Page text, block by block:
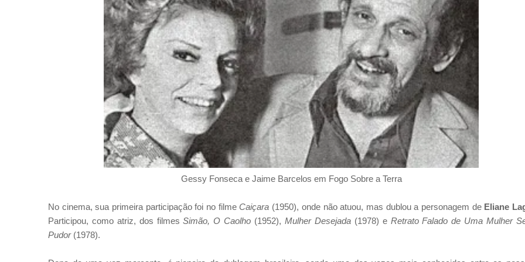
Gessy Fonseca e Jaime Barcelos em Fogo Sobre a Terra
No cinema, sua primeira participação foi no filmeCaiçara (1950), onde não atuou, mas dublou a personagem de Eliane
Participou, como atriz, dos filmesSimão, O Caolho (1952),Mulher Desejada(1978) e Retrato Falado de Uma Mulher
Pudor(1978).